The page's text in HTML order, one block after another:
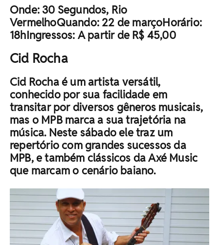
Onde: 30 Segundos, Rio
VermelhoQuando: 22 de marçoHorário:
18hIngressos: A partir de R$ 45,00
Cid Rocha
Cid Rocha é um artista versátil,
conhecido por sua facilidade em
transitar por diversos gêneros musicais,
mas o MPB marca a sua trajetória na
música. Neste sábado ele traz um
repertório com grandes sucessos da
MPB, e também clássicos da Axé Music
que marcam o cenário baiano.